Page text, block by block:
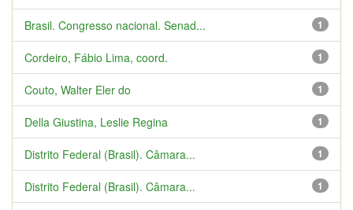
1
Brasil. Congresso nacional. Senad...
1
Cordeiro, Fábio Lima, coord.
1
Couto, Walter Eler do
1
Della Giustina, Leslie Regina
1
Distrito Federal (Brasil). Câmara...
1
Distrito Federal (Brasil). Câmara...